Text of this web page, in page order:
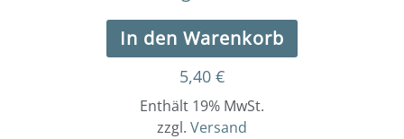
In den Warenkorb
5,40 €
Enthält 19% MwSt.
zzgl. Versand